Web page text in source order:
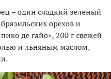
– один сладкий зеленый
орехов и
де гайо», 200 г свежей
и льняным маслом,